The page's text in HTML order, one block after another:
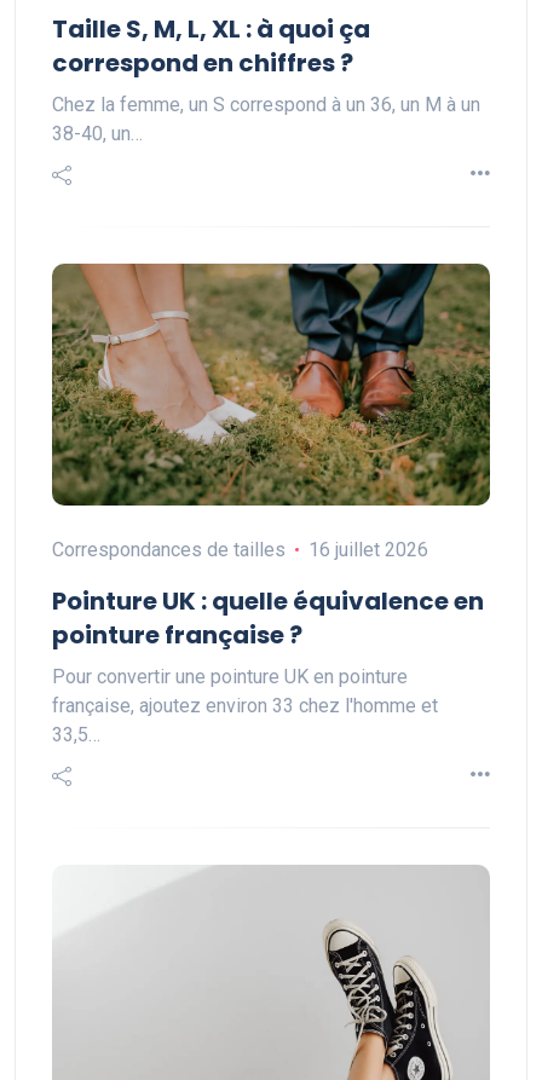
Taille S, M, L, XL : à quoi ça
correspond en chiffres ?
Chez la femme, un S correspond à un 36, un M à un
38-40, un…
Correspondances de tailles 16 juillet 2026
Pointure UK : quelle équivalence en
pointure française ?
Pour convertir une pointure UK en pointure
française, ajoutez environ 33 chez l'homme et
33,5…